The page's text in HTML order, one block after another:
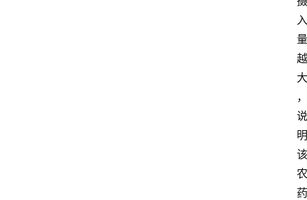
入
量
越
大
，
说
明
该
农
药